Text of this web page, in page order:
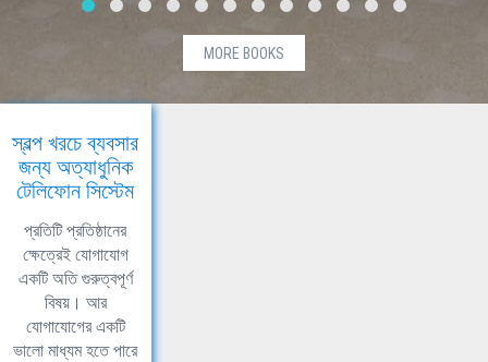
MORE BOOKS
স্বল্প খরচে ব্যবসার
জন্য অত্যাধুনিক
টেলিফোন সিস্টেম
প্রতিটি প্রতিষ্ঠানের
ক্ষেত্রেই যোগাযোগ
একটি অতি গুরুত্বপূর্ণ
বিষয়। আর
যোগাযোগের একটি
ভালো মাধ্যম হতে পারে